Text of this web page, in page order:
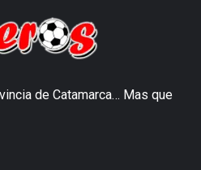
de Catamarca… Mas que